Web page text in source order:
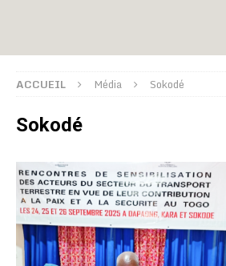
ACCUEIL Média Sokodé
Sokodé